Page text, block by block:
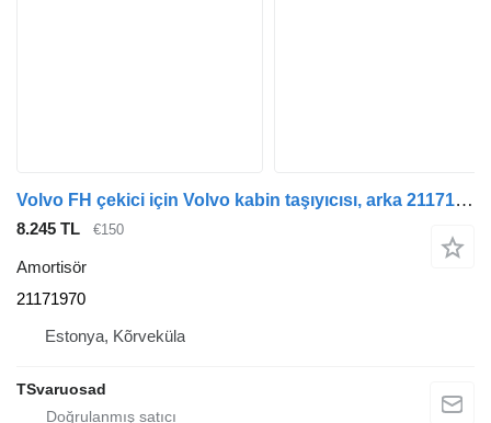
Volvo FH çekici için Volvo kabin taşıyıcısı, arka 21171970 amortisör
8.245 TL €150
Amortisör
21171970
Estonya, Kõrveküla
TSvaruosad